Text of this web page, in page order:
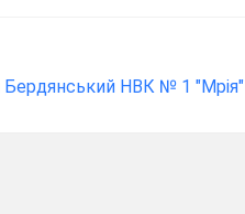
Бердянський НВК № 1 "Мрія"